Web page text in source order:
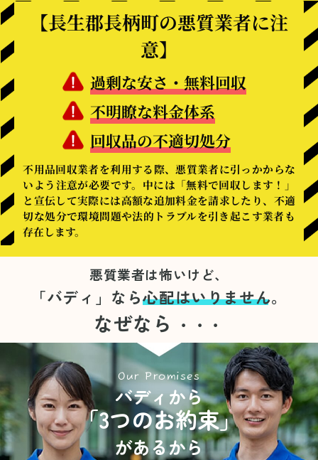
【長生郡長柄町の悪質業者に注
意】
過剰な安さ・無料回収
不明瞭な料金体系
回収品の不適切処分
不用品回収業者を利用する際、悪質業者に引っかからな
いよう注意が必要です。中には「無料で回収します！」
と宣伝して実際には高額な追加料金を請求したり、不適
切な処分で環境問題や法的トラブルを引き起こす業者も
存在します。
悪質業者は怖いけど、
「バディ」なら心配はいりません。
なぜなら ・・・
Our Promises
バディから
「3つのお約束」
があるから